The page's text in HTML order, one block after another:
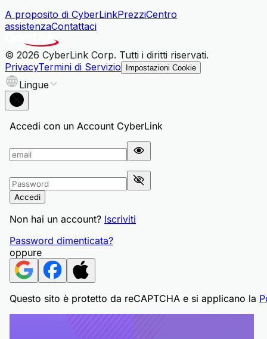
A proposito di CyberLinkPrezziCentro
assistenzaContattaci
© 2026 CyberLink Corp. Tutti i diritti riservati.
PrivacyTermini di Servizio Impostazioni Cookie
Lingue